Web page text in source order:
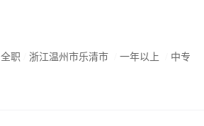
全职 浙江温州市乐清市 一年以上 中专